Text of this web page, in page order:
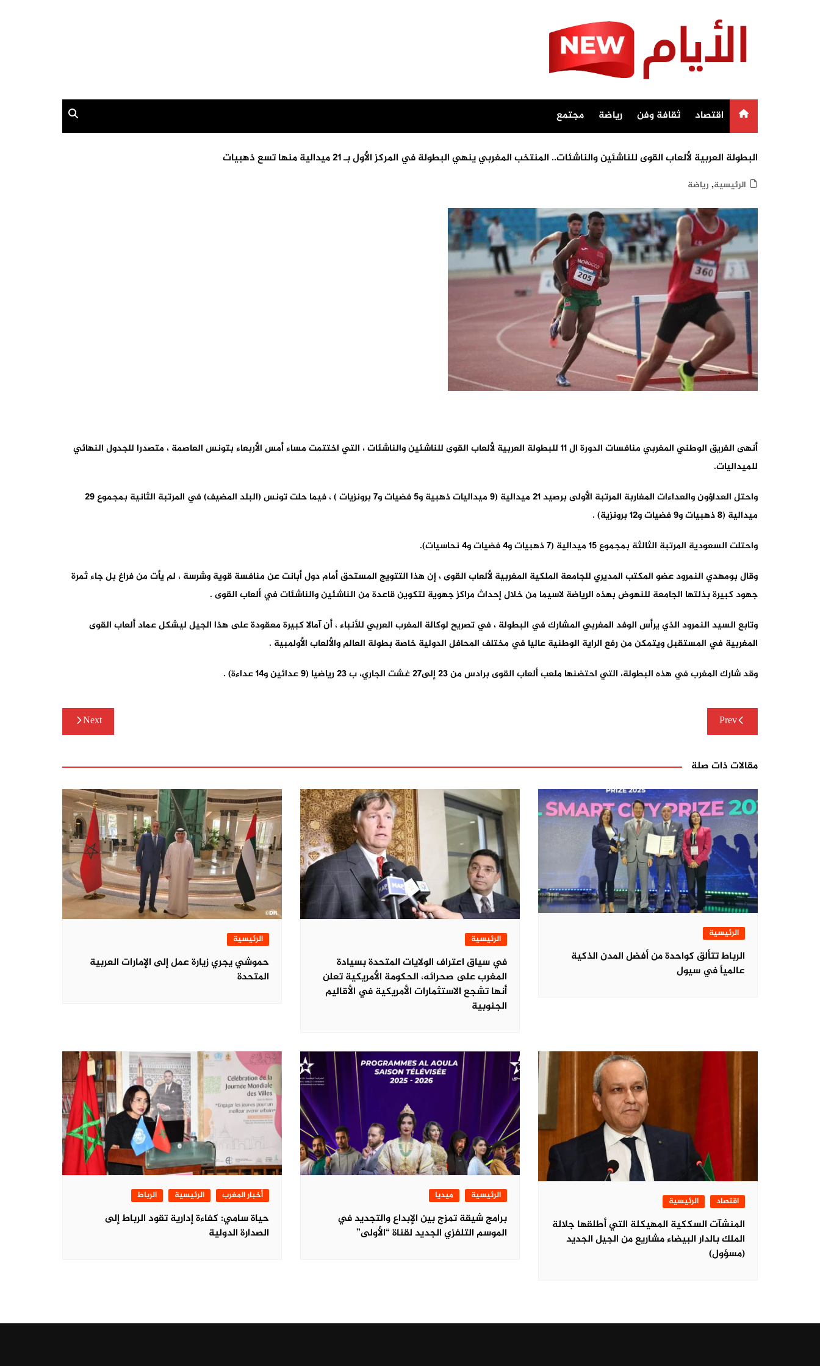
اقتصاد ثقافة وفن رياضة مجتمع
البطولة العربية لألعاب القوى للناشئين والناشئات.. المنتخب المغربي ينهي البطولة في المركز الأول بـ 21 ميدالية منها تسع ذهبيات
الرئيسية, رياضة
أنهى الفريق الوطني المغربي منافسات الدورة ال 11 للبطولة العربية لألعاب القوى للناشئين والناشئات ، التي اختتمت مساء أمس الأربعاء بتونس العاصمة ، متصدرا للجدول النهائي
للميداليات.
واحتل العداؤون والعداءات المغاربة المرتبة الأولى برصيد 21 ميدالية (9 ميداليات ذهبية و5 فضيات و7 برونزيات ) ، فيما حلت تونس (البلد المضيف) في المرتبة الثانية بمجموع 29
ميدالية (8 ذهبيات و9 فضيات و12 برونزية) .
واحتلت السعودية المرتبة الثالثة بمجموع 15 ميدالية (7 ذهبيات و4 فضيات و4 نحاسيات).
وقال بومهدي النمرود عضو المكتب المديري للجامعة الملكية المغربية لألعاب القوى ، إن هذا التتويج المستحق أمام دول أبانت عن منافسة قوية وشرسة ، لم يأت من فراغ بل جاء ثمرة
جهود كبيرة بذلتها الجامعة للنهوض بهذه الرياضة لاسيما من خلال إحداث مراكز جهوية لتكوين قاعدة من الناشئين والناشئات في ألعاب القوى .
وتابع السيد النمرود الذي يرأس الوفد المغربي المشارك في البطولة ، في تصريح لوكالة المغرب العربي للأنباء ، أن آمالا كبيرة معقودة على هذا الجيل ليشكل عماد ألعاب القوى
المغربية في المستقبل ويتمكن من رفع الراية الوطنية عاليا في مختلف المحافل الدولية خاصة بطولة العالم والألعاب الأولمبية .
وقد شارك المغرب في هذه البطولة، التي احتضنها ملعب ألعاب القوى برادس من 23 إلى27 غشت الجاري، ب 23 رياضيا (9 عدائين و14 عداءة) .
تصفّح
المقالاتPrev
Next
مقالات ذات صلة
الرئيسية
الرباط تتألق كواحدة من أفضل المدن الذكية
عالمياً في سيول
الرئيسية
في سياق اعتراف الولايات المتحدة بسيادة
المغرب على صحرائه، الحكومة الأمريكية تعلن
أنها تشجع الاستثمارات الأمريكية في الأقاليم
الجنوبية
الرئيسية
حموشي يجري زيارة عمل إلى الإمارات العربية
المتحدة
اقتصاد الرئيسية
المنشآت السككية المهيكلة التي أطلقها جلالة
الملك بالدار البيضاء مشاريع من الجيل الجديد
(مسؤول)
الرئيسية ميديا
برامج شيقة تمزج بين الإبداع والتجديد في
الموسم التلفزي الجديد لقناة “الأولى”
أخبار المغرب الرئيسية الرباط
حياة سامي: كفاءة إدارية تقود الرباط إلى
الصدارة الدولية